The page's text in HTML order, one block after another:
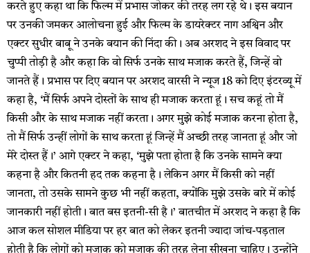
करते हुए कहा था कि फिल्म में प्रभास जोकर की तरह लग रहे थे। इस बयान
पर उनकी जमकर आलोचना हुई और फिल्म के डायरेक्टर नाग अश्विन और
एक्टर सुधीर बाबू ने उनके बयान की निंदा की। अब अरशद ने इस विवाद पर
चुप्पी तोड़ी है और कहा कि वो सिर्फ उनके साथ मजाक करते हैं, जिन्हें वो
जानते हैं। प्रभास पर दिए बयान पर अरशद वारसी ने न्यूज 18 को दिए इंटरव्यू में
कहा है, ‘मैं सिर्फ अपने दोस्तों के साथ ही मजाक करता हूं। सच कहूं तो मैं
किसी और के साथ मजाक नहीं करता। अगर मुझे कोई मजाक करना होता है,
तो मैं सिर्फ उन्हीं लोगों के साथ करता हूं जिन्हें मैं अच्छी तरह जानता हूं और जो
मेरे दोस्त हैं।’ आगे एक्टर ने कहा, ‘मुझे पता होता है कि उनके सामने क्या
कहना है और कितनी हद तक कहना है। लेकिन अगर मैं किसी को नहीं
जानता, तो उसके सामने कुछ भी नहीं कहता, क्योंकि मुझे उसके बारे में कोई
जानकारी नहीं होती। बात बस इतनी-सी है।’ बातचीत में अरशद ने कहा है कि
आज कल सोशल मीडिया पर हर बात को लेकर इतनी ज्यादा जांच-पड़ताल
होती है कि लोगों को मजाक को मजाक की तरह लेना सीखना चाहिए। उन्होंने